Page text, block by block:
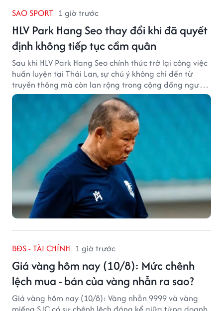
SAO SPORT 1 giờ trước
HLV Park Hang Seo thay đổi khi đã quyết
định không tiếp tục cầm quân
Sau khi HLV Park Hang Seo chính thức trở lại công việc
huấn luyện tại Thái Lan, sự chú ý không chỉ đến từ
truyền thông mà còn lan rộng trong cộng đồng người
hâm mộ bóng đá nước này.
BĐS - TÀI CHÍNH 1 giờ trước
Giá vàng hôm nay (10/8): Mức chênh
lệch mua - bán của vàng nhẫn ra sao?
Giá vàng hôm nay (10/8): Vàng nhẫn 9999 và vàng